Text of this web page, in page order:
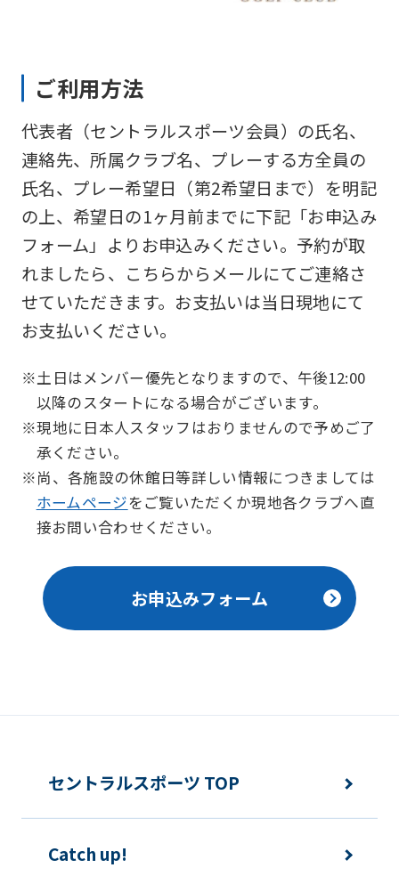
ご利用方法
代表者（セントラルスポーツ会員）の氏名、
連絡先、所属クラブ名、プレーする方全員の
氏名、プレー希望日（第2希望日まで）を明記
の上、希望日の1ヶ月前までに下記「お申込み
フォーム」よりお申込みください。予約が取
れましたら、こちらからメールにてご連絡さ
せていただきます。お支払いは当日現地にて
お支払いください。
※土日はメンバー優先となりますので、午後12:00
以降のスタートになる場合がございます。
※現地に日本人スタッフはおりませんので予めご了
承ください。
※尚、各施設の休館日等詳しい情報につきましては
ホームページをご覧いただくか現地各クラブへ直
接お問い合わせください。
お申込みフォーム
セントラルスポーツ TOP
Catch up!